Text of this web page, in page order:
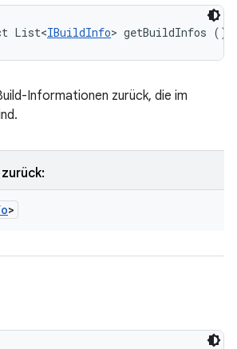
List<IBuildInfo> getBuildInfos ()
Informationen zurück, die im
>